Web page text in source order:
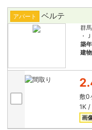
アパート ベルテ
群
・
築
建
敷0
1K
画